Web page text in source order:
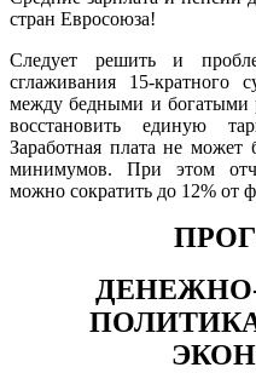
стран Евросоюза!
Следует решить и
сглаживания 15-кратного
между бедными и богатыми
восстановить единую
Заработная плата не
минимумов. При этом
можно сократить до 12% от